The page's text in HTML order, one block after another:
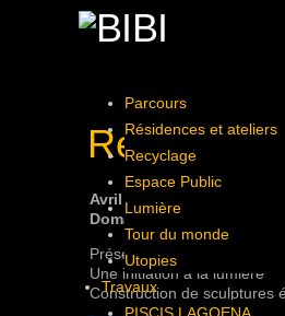
Parcours
Résidences et ateliers
Recyclage
Espace Public
Lumière
Tour du monde
Utopies
Travaux
Avril 2024
Domaine Calmel &
Présentation de la
Une initiation à la lumière
Construction de sculptures